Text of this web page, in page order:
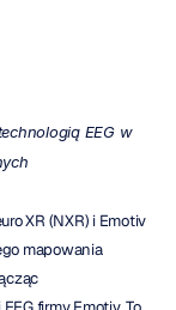
EEG w
XR (NXR) i Emotiv
mapowania